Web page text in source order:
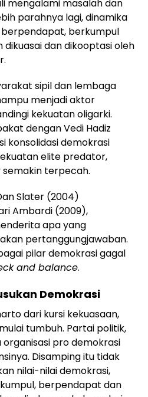
mengalami masalah dan
parahnya lagi, dinamika
berkumpul
dan dikooptasi oleh
sipil dan lembaga
menjadi aktor
kekuatan oligarki.
dengan Vedi Hadiz
konsolidasi demokrasi
elite predator,
terpecah.
Slater (2004)
Ambardi (2009),
apa yang
pertanggungjawaban.
pilar demokrasi gagal
and balance.
Demokrasi
dari kursi kekuasaan,
tumbuh. Partai politik,
organisasi pro demokrasi
Disamping itu tidak
nilai-nilai demokrasi,
berpendapat dan